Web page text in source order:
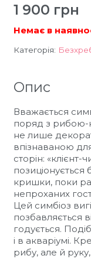
1 900 грн
Немає в
Категорія:
Опис
Вважається
поряд з рибою-
не лише
впізнаваною
сторін: «клієнт-
кришки, поки
непроханих
Цей симбіоз
позбавляється
годується.
і в акваріумі.
рибу, але й